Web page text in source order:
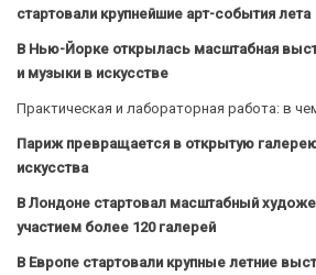
стартовали крупнейшие арт-события лета
В Нью-Йорке открылась масштабная
и музыки в искусстве
Практическая и лабораторная работа: в
Париж превращается в открытую
искусства
В Лондоне стартовал масштабный
участием более 120 галерей
В Европе стартовали крупные летние